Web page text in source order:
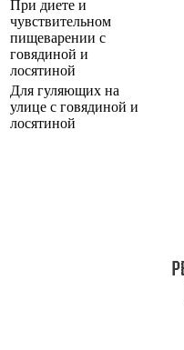
При диете и
чувствительном
пищеварении с
говядиной и
лосятиной
Для гуляющих на
улице с говядиной и
лосятиной